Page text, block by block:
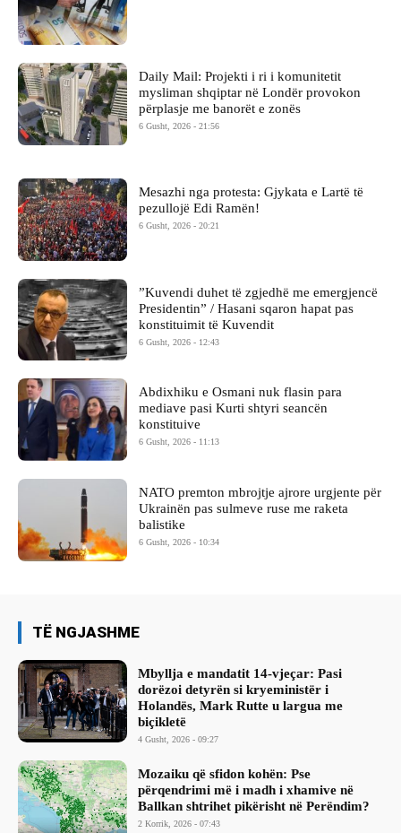
Daily Mail: Projekti i ri i komunitetit
mysliman shqiptar në Londër provokon
përplasje me banorët e zonës
6 Gusht, 2026 - 21:56
Mesazhi nga protesta: Gjykata e Lartë të
pezullojë Edi Ramën!
6 Gusht, 2026 - 20:21
​”Kuvendi duhet të zgjedhë me emergjencë
Presidentin” / Hasani sqaron hapat pas
konstituimit të Kuvendit
6 Gusht, 2026 - 12:43
Abdixhiku e Osmani nuk flasin para
mediave pasi Kurti shtyri seancën
konstituive
6 Gusht, 2026 - 11:13
NATO premton mbrojtje ajrore urgjente për
Ukrainën pas sulmeve ruse me raketa
balistike
6 Gusht, 2026 - 10:34
TË NGJASHME
Mbyllja e mandatit 14-vjeçar: Pasi
dorëzoi detyrën si kryeministër i
Holandës, Mark Rutte u largua me
biçikletë
4 Gusht, 2026 - 09:27
Mozaiku që sfidon kohën: Pse
përqendrimi më i madh i xhamive në
Ballkan shtrihet pikërisht në Perëndim?
2 Korrik, 2026 - 07:43